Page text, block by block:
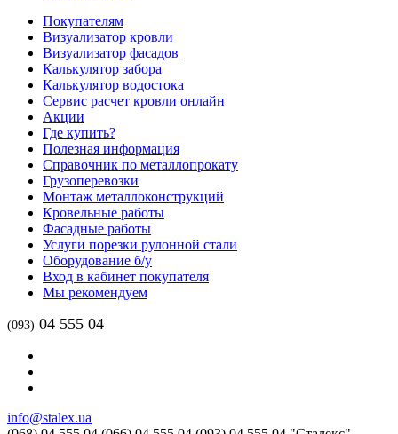
Покупателям
Визуализатор кровли
Визуализатор фасадов
Калькулятор забора
Калькулятор водостока
Сервис расчет кровли онлайн
Акции
Где купить?
Полезная информация
Справочник по металлопрокату
Грузоперевозки
Монтаж металлоконструкций
Кровельные работы
Фасадные работы
Услуги порезки рулонной стали
Оборудование б/у
Вход в кабинет покупателя
Мы рекомендуем
(093) 04 555 04
info@stalex.ua